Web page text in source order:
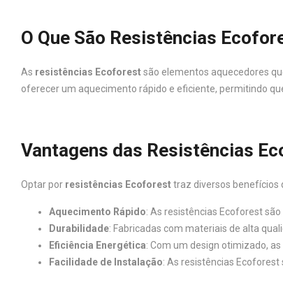
O Que São Resistências
As resistências Ecoforestsão elementos aquecedores
oferecer um aquecimento rápido e eficiente, permitindo
Vantagens das Resistências
Optar por resistências Ecoforesttraz diversos benefícios
Aquecimento Rápido: As resistências Ecoforest
Durabilidade: Fabricadas com materiais de alta
Eficiência Energética: Com um design otimizado,
Facilidade de Instalação: As resistências